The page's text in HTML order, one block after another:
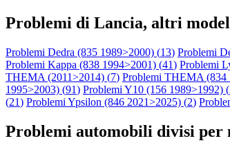
Problemi di Lancia, altri
Problemi Dedra (835 1989>2000) (13) Problemi
Problemi Kappa (838 1994>2001) (41) Problemi
THEMA (2011>2014) (7) Problemi THEMA (834
1995>2003) (91) Problemi Y10 (156 1989>1992) (
(21) Problemi Ypsilon (846 2021>2025) (2)
Problemi automobili divisi per